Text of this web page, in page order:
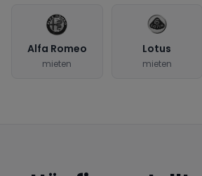
Alfa Romeo
mieten
Lotus
mieten